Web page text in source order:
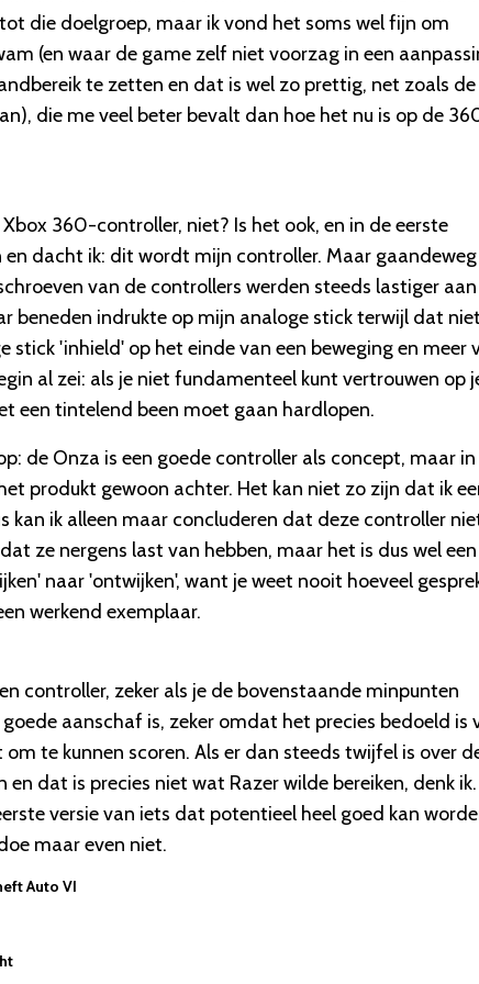
die doelgroep, maar ik vond het soms wel fijn om
(en waar de game zelf niet voorzag in een
te zetten en dat is wel zo prettig, net zoals de
die me veel beter bevalt dan hoe het nu is op de
360-controller, niet? Is het ook, en in de eerste
dacht ik: dit wordt mijn controller. Maar
van de controllers werden steeds lastiger
beneden indrukte op mijn analoge stick terwijl dat
'inhield' op het einde van een beweging en meer
al zei: als je niet fundamenteel kunt vertrouwen op
een tintelend been moet gaan hardlopen.
de Onza is een goede controller als concept, maar
produkt gewoon achter. Het kan niet zo zijn dat ik
kan ik alleen maar concluderen dat deze controller
ze nergens last van hebben, maar het is dus wel een
naar 'ontwijken', want je weet nooit hoeveel
werkend exemplaar.
controller, zeker als je de bovenstaande minpunten
aanschaf is, zeker omdat het precies bedoeld is
te kunnen scoren. Als er dan steeds twijfel is over
dat is precies niet wat Razer wilde bereiken, denk ik.
versie van iets dat potentieel heel goed kan
maar even niet.
Auto VI